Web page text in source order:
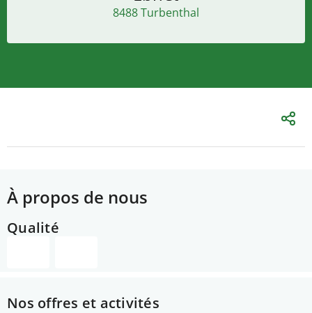
8488 Turbenthal
À propos de nous
Qualité
Nos offres et activités